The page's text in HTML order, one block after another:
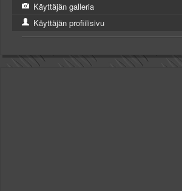
Käyttäjän galleria
Käyttäjän profiilisivu